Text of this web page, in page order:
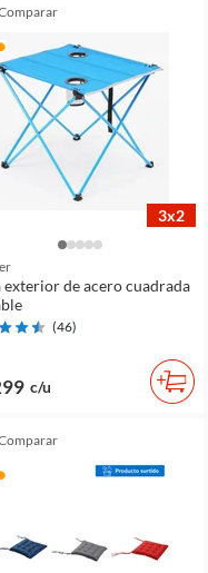
comparar
3x2
exterior de acero cuadrada
(46)
c/u
comparar